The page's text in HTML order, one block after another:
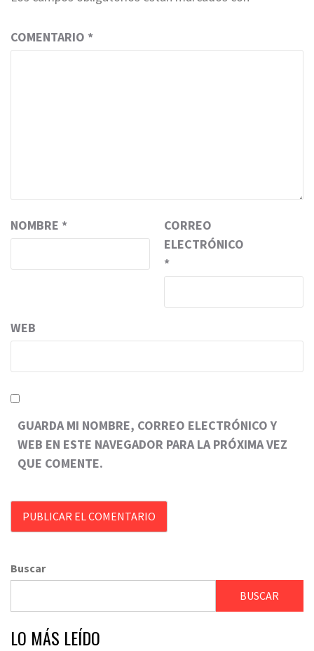
COMENTARIO *
NOMBRE *
CORREO
ELECTRÓNICO
*
WEB
GUARDA MI NOMBRE, CORREO ELECTRÓNICO Y
WEB EN ESTE NAVEGADOR PARA LA PRÓXIMA VEZ
QUE COMENTE.
Buscar
BUSCAR
LO MÁS LEÍDO